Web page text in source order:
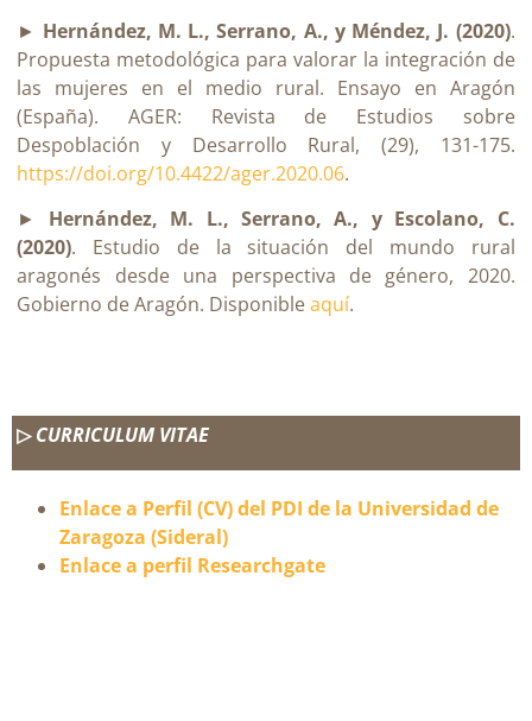
► Hernández, M. L., Serrano, A., y Méndez, J. (2020).
Propuesta metodológica para valorar la integración de
las mujeres en el medio rural. Ensayo en Aragón
(España). AGER: Revista de Estudios sobre
Despoblación y Desarrollo Rural, (29), 131-175.
https://doi.org/10.4422/ager.2020.06.
►
Hernández, M. L., Serrano, A., y Escolano, C.
(2020). Estudio de la situación del mundo rural
aragonés desde una perspectiva de género, 2020.
Gobierno de Aragón. Disponibleaquí.
▷CURRICULUM VITAE
Enlace a Perfil (CV) del PDI de la Universidad de
Zaragoza (Sideral)
Enlace a perfil Researchgate